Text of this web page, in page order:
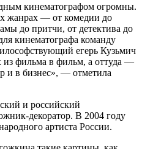
кинематографом огромны.
жанрах — от комедии до
до притчи, от детектива до
кинематографа команду
егерь Кузьмич
из фильма в фильм, а оттуда —
и в бизнес», — отметила
и российский
декоратор. В 2004 году
артиста России.